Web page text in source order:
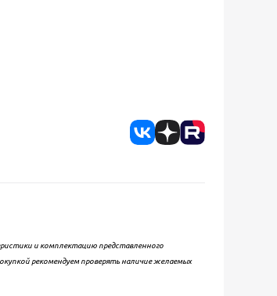
и комплектацию представленного
рекомендуем проверять наличие желаемых